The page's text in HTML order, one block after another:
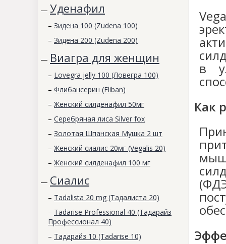
— Уденафил
– Зидена 100 (Zudena 100)
– Зидена 200 (Zudena 200)
— Виагра для женщин
– Lovegra jelly 100 (Ловегра 100)
– Флибансерин (Fliban)
– Женский силденафил 50мг
– Серебряная лиса Silver fox
– Золотая Шпанская Мушка 2 шт
– Женский сиалис 20мг (Vegalis 20)
– Женский силденафил 100 мг
— Сиалис
– Tadalista 20 mg (Тадалиста 20)
– Tadarise Professional 40 (Тадарайз
Профессионал 40)
– Тадарайз 10 (Tadarise 10)
в
Как